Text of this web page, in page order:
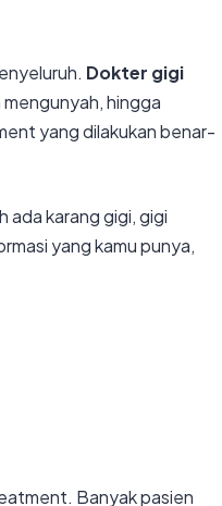
Dokter gigi
hingga
yang dilakukan benar-
ada karang gigi, gigi
yang kamu punya,
Banyak pasien